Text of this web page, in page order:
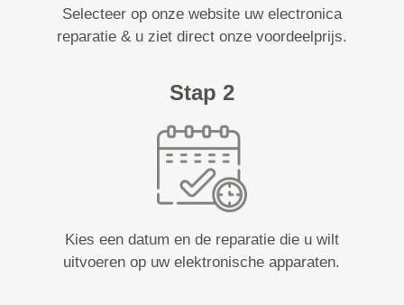
Selecteer op onze website uw electronica
reparatie & u ziet direct onze voordeelprijs.
Stap 2
Kies een datum en de reparatie die u wilt
uitvoeren op uw elektronische apparaten.